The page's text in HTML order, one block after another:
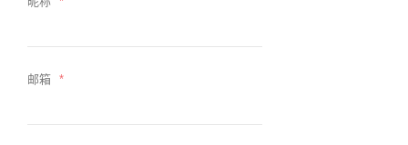
邮箱 *